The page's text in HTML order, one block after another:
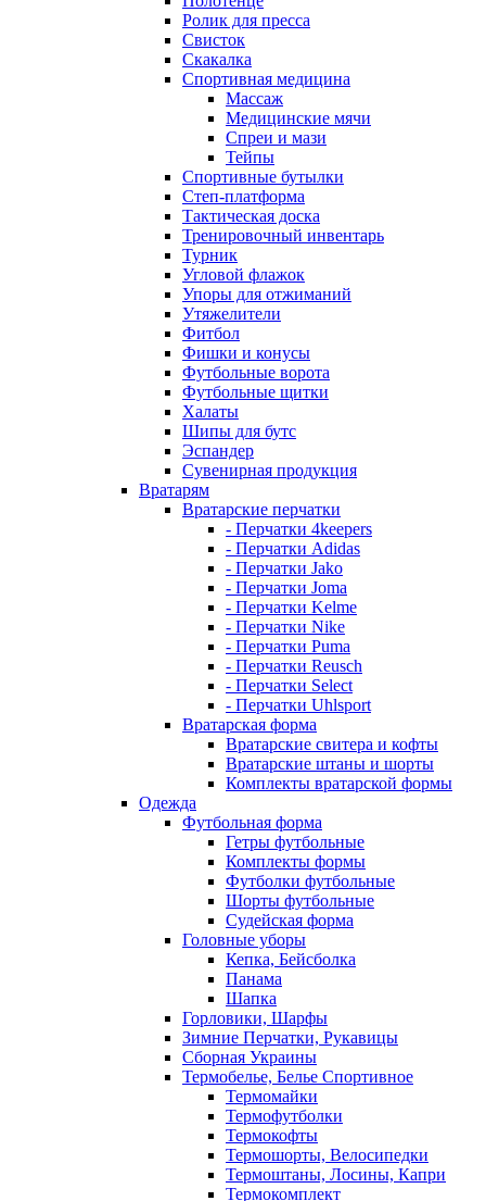
Ролик для пресса
Свисток
Скакалка
Спортивная медицина
Массаж
Медицинские мячи
Спреи и мази
Тейпы
Спортивные бутылки
Степ-платформа
Тактическая доска
Тренировочный инвентарь
Турник
Угловой флажок
Упоры для отжиманий
Утяжелители
Фитбол
Фишки и конусы
Футбольные ворота
Футбольные щитки
Халаты
Шипы для бутс
Эспандер
Сувенирная продукция
Вратарям
Вратарские перчатки
- Перчатки 4keepers
- Перчатки Adidas
- Перчатки Jako
- Перчатки Joma
- Перчатки Kelme
- Перчатки Nike
- Перчатки Puma
- Перчатки Reusch
- Перчатки Select
- Перчатки Uhlsport
Вратарская форма
Вратарские свитера и кофты
Вратарские штаны и шорты
Комплекты вратарской формы
Одежда
Футбольная форма
Гетры футбольные
Комплекты формы
Футболки футбольные
Шорты футбольные
Судейская форма
Головные уборы
Кепка, Бейсболка
Панама
Шапка
Горловики, Шарфы
Зимние Перчатки, Рукавицы
Сборная Украины
Термобелье, Белье Спортивное
Термомайки
Термофутболки
Термокофты
Термошорты, Велосипедки
Термоштаны, Лосины, Капри
Термокомплект